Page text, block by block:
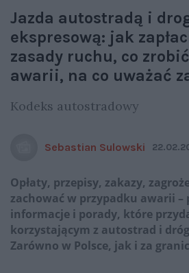
Jazda autostradą i
ekspresową: jak
zasady ruchu, co
awarii, na co uważać
Kodeks autostradowy
Sebastian Sulowski
Opłaty, przepisy, zakazy,
zachować w przypadku awarii –
informacje i porady, które
korzystającym z autostrad i
Zarówno w Polsce, jak i za